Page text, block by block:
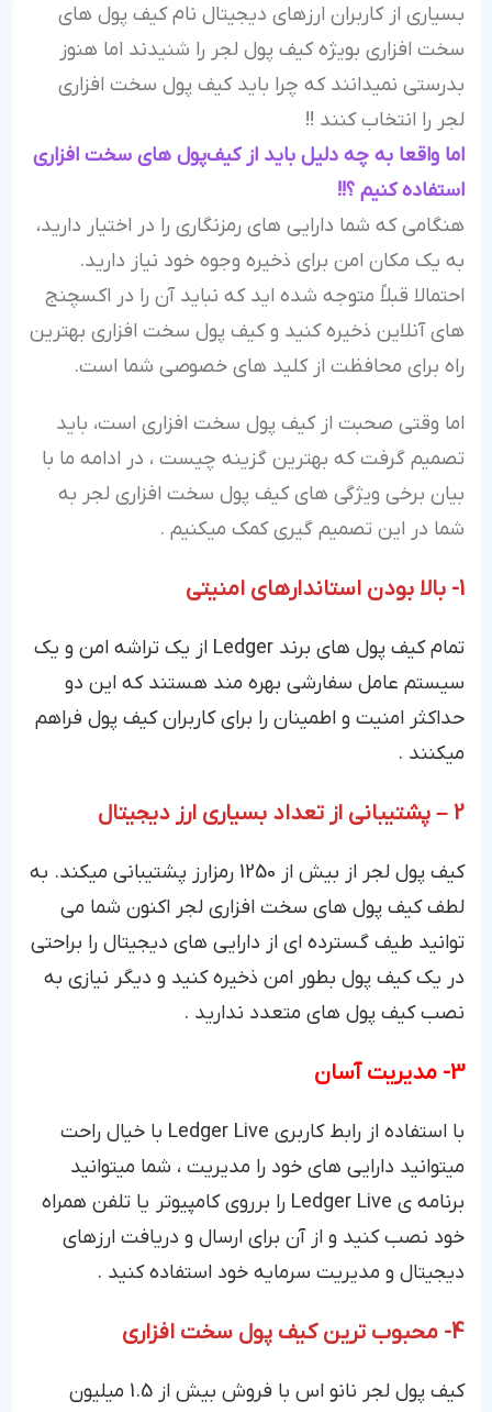
بسیاری از کاربران ارزهای دیجیتال نام کیف پول‌ های
سخت افزاری بویژه کیف پول لجر را شنیدند اما هنوز
بدرستی نمیدانند که چرا باید کیف پول سخت افزاری
لجر را انتخاب کنند !!
اما واقعا به چه دلیل باید از کیف‌پول های سخت افزاری
استفاده کنیم ؟!!
هنگامی که شما دارایی های رمزنگاری را در اختیار دارید،
به یک مکان امن برای ذخیره وجوه خود نیاز دارید.
احتمالا قبلاً متوجه شده اید که نباید آن را در اکسچنج
های آنلاین ذخیره کنید و کیف پول سخت افزاری بهترین
راه برای محافظت از کلید های خصوصی شما است.
اما وقتی صحبت از کیف پول سخت افزاری است، باید
تصمیم گرفت که بهترین گزینه چیست ، در ادامه ما با
بیان برخی ویژگی های کیف پول سخت افزاری لجر به
شما در این تصمیم گیری کمک میکنیم .
1- بالا بودن استاندارهای امنیتی
تمام کیف پول های برند Ledger از یک تراشه امن و یک
سیستم عامل سفارشی بهره مند هستند که این دو
حداکثر امنیت و اطمینان را برای کاربران کیف پول فراهم
میکنند .
2 – پشتیبانی از تعداد بسیاری ارز دیجیتال
کیف پول لجر از بیش از 1250 رمزارز پشتیبانی میکند. به
لطف کیف پول های سخت افزاری لجر اکنون شما می
توانید طیف گسترده ای از دارایی های دیجیتال را براحتی
در یک کیف پول بطور امن ذخیره کنید و دیگر نیازی به
نصب کیف پول های متعدد ندارید .
3- مدیریت آسان
با استفاده از رابط کاربری Ledger Live با خیال راحت
میتوانید دارایی های خود را مدیریت ، شما میتوانید
برنامه ی Ledger Live را برروی کامپیوتر یا تلفن همراه
خود نصب کنید و از آن برای ارسال و دریافت ارزهای
دیجیتال و مدیریت سرمایه خود استفاده کنید .
4- محبوب ترین کیف پول سخت افزاری
کیف پول لجر نانو اس با فروش بیش از 1.5 میلیون